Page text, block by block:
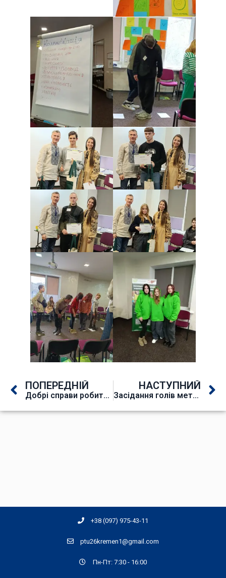
ПОПЕРЕДНІЙ
Добрі справи робити легко!
НАСТУПНИЙ
Засідання голів методичних комісій від 17 грудня 2024 року
+38 (097) 975-43-11
ptu26kremen1@gmail.com
Пн-Пт: 7:30 - 16:00